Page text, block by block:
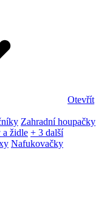
Otevřít
Zahradní houpačky
a židle + 3 další
Nafukovačky